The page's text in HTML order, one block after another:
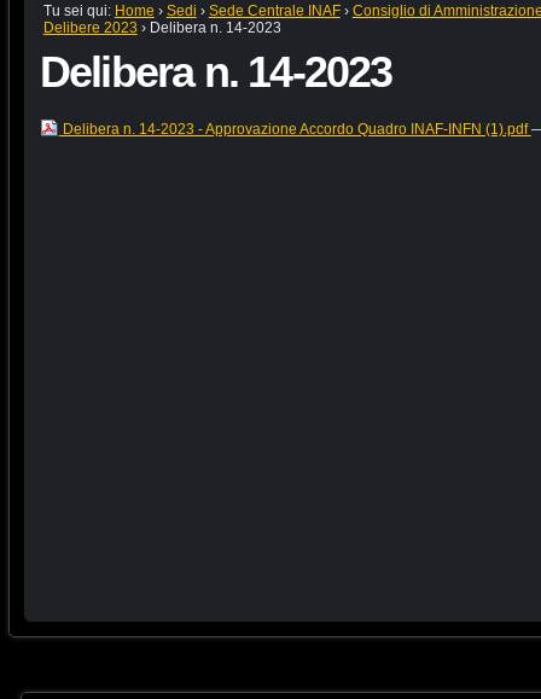
Tu sei qui: Home › Sedi › Sede Centrale INAF › Consiglio di
Delibere 2023 › Delibera n. 14-2023
Delibera n. 14-2023
Delibera n. 14-2023 - Approvazione Accordo Quadro INAF-INFN (1).pdf